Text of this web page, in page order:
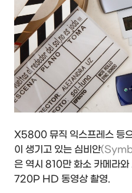
X5800 뮤직 익스프레스 등
이 생기고 있는 심비안
은 역시 810만 화소 카메라
720P HD 동영상 촬영.